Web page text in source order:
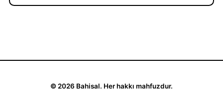
© 2026 Bahisal. Her hakkı mahfuzdur.